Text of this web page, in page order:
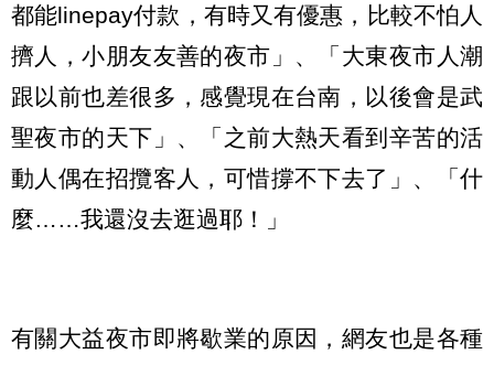
都能linepay付款，有時又有優惠，比較不怕人
擠人，小朋友友善的夜市」、「大東夜市人潮
跟以前也差很多，感覺現在台南，以後會是武
聖夜市的天下」、「之前大熱天看到辛苦的活
動人偶在招攬客人，可惜撐不下去了」、「什
麼……我還沒去逛過耶！」
有關大益夜市即將歇業的原因，網友也是各種